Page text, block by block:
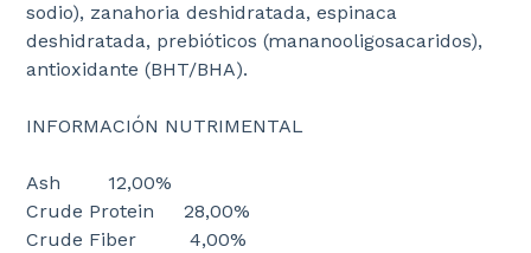
sodio), zanahoria deshidratada, espinaca
deshidratada, prebióticos (mananooligosacaridos),
antioxidante (BHT/BHA).
INFORMACIÓN NUTRIMENTAL
Ash 12,00%
Crude Protein 28,00%
Crude Fiber 4,00%